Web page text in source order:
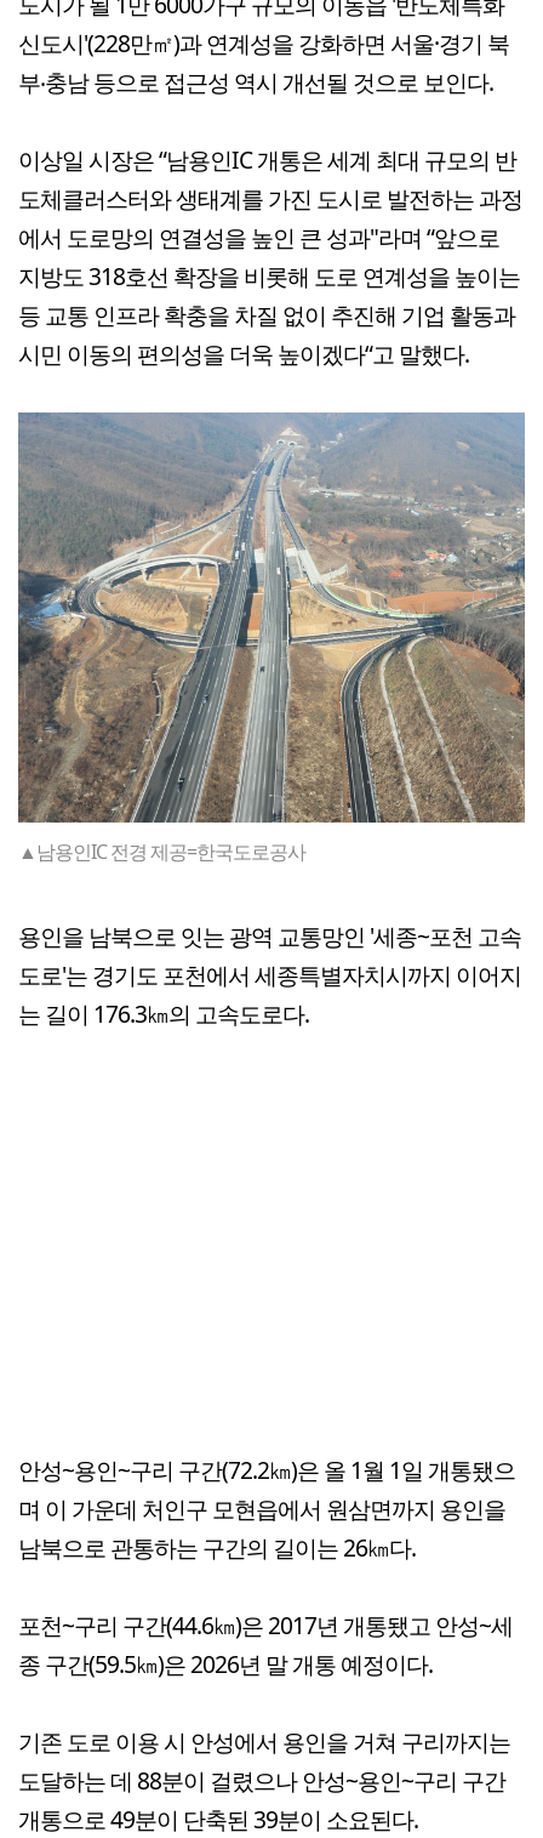
신도시'(228만㎡)과 연계성을 강화하면 서울·경기 북
부‧충남 등으로 접근성 역시 개선될 것으로 보인다.
이상일 시장은 “남용인IC 개통은 세계 최대 규모의 반
도체클러스터와 생태계를 가진 도시로 발전하는 과정
에서 도로망의 연결성을 높인 큰 성과"라며 “앞으로
지방도 318호선 확장을 비롯해 도로 연계성을 높이는
등 교통 인프라 확충을 차질 없이 추진해 기업 활동과
시민 이동의 편의성을 더욱 높이겠다“고 말했다.
▲남용인IC 전경 제공=한국도로공사
용인을 남북으로 잇는 광역 교통망인 '세종~포천 고속
도로'는 경기도 포천에서 세종특별자치시까지 이어지
는 길이 176.3㎞의 고속도로다.
안성~용인~구리 구간(72.2㎞)은 올 1월 1일 개통됐으
며 이 가운데 처인구 모현읍에서 원삼면까지 용인을
남북으로 관통하는 구간의 길이는 26㎞다.
포천~구리 구간(44.6㎞)은 2017년 개통됐고 안성~세
종 구간(59.5㎞)은 2026년 말 개통 예정이다.
기존 도로 이용 시 안성에서 용인을 거쳐 구리까지는
도달하는 데 88분이 걸렸으나 안성~용인~구리 구간
개통으로 49분이 단축된 39분이 소요된다.